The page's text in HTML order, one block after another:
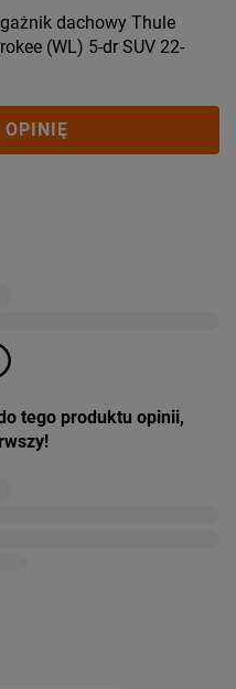
dachowy Thule
(WL) 5-dr SUV 22-
OPINIĘ
tego produktu opinii,